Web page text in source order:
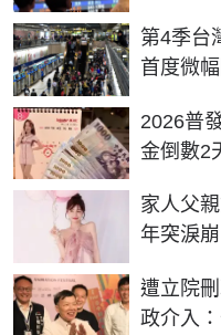
第4季台
首度微
2026普
金倒數2
家人父
年突淚
遭立院
政介入